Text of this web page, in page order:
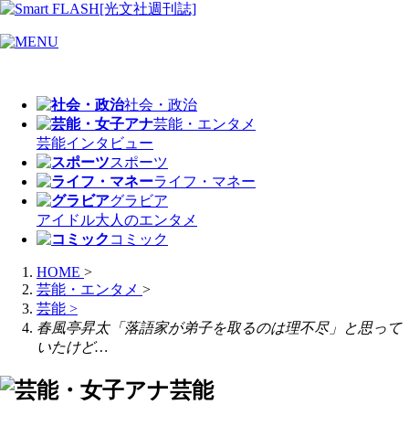
社会・政治
芸能・エンタメ
芸能インタビュー
スポーツ
ライフ・マネー
グラビア
アイドル大人のエンタメ
コミック
HOME >
芸能・エンタメ >
芸能 >
春風亭昇太「落語家が弟子を取るのは理不尽」と思って
いたけど…
芸能